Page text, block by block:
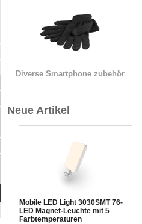
Diverse Smartphone zubehör
Neue Artikel
Mobile LED Light 3030SMT 76-
LED Magnet-Leuchte mit 5
Farbtemperaturen